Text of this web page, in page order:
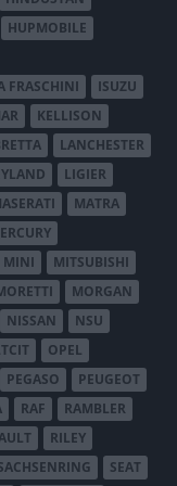
HUPMOBILE
FRASCHINI
ISUZU
KELLISON
LANCHESTER
LIGIER
MATRA
MINI
MITSUBISHI
MORGAN
NISSAN
NSU
OPEL
PEGASO
PEUGEOT
RAF
RAMBLER
RILEY
SEAT